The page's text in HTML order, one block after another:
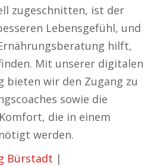
zugeschnitten, ist der
Lebensgefühl, und
hilft,
Mit unserer digitalen
bieten wir den Zugang zu
sowie die
die in einem
werden.
Bürstadt |